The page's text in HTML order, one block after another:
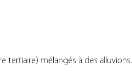
tertiaire) mélangés à des alluvions.